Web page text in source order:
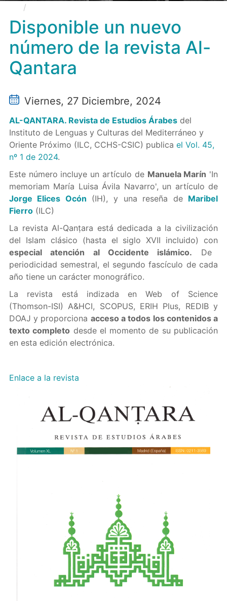
Disponible un nuevo
número de la revista Al-
Qantara
Viernes, 27 Diciembre, 2024
AL-QANTARA. Revista de Estudios Árabesdel
Instituto de Lenguas y Culturas del Mediterráneo y
Oriente Próximo (ILC, CCHS-CSIC) publica el Vol. 45,
nº 1 de 2024.
Este número incluye un artículo de Manuela Marín 'In
memoriam María Luisa Ávila Navarro', un artículo de
Jorge Elices Ocón (IH), y una reseña de Maribel
Fierro(ILC)
La revista Al-Qanṭara está dedicada a la civilización
del Islam clásico (hasta el siglo XVII incluido) con
especial atención al Occidente islámico. De
periodicidad semestral, el segundo fascículo de cada
año tiene un carácter monográfico.
La revista está indizada en Web of Science
(Thomson-ISI) A&HCI, SCOPUS, ERIH Plus, REDIB y
DOAJ y proporciona acceso a todos los contenidos a
texto completo desde el momento de su publicación
en esta edición electrónica.
Enlace a la revista